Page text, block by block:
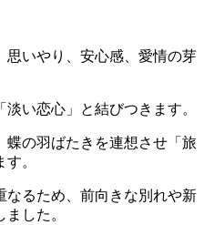
思いやり、安心感、愛情の芽
い恋心」と結びつきます。
の羽ばたきを連想させ「旅
。
なるため、前向きな別れや新
した。